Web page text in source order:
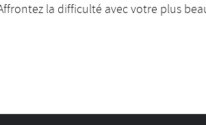
la difficulté avec votre plus